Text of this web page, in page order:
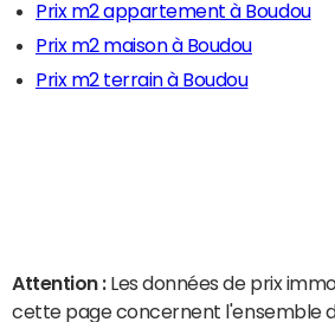
Prix m2 appartement à Boudou
Prix m2 maison à Boudou
Prix m2 terrain à Boudou
Attention : Les données de prix
cette page concernent l'ensemble